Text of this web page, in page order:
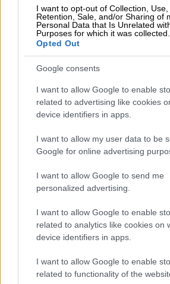
I want to opt-out of Collection, Use,
Retention, Sale, and/or Sharing of
Personal Data that Is Unrelated
Purposes for which it was collected.
Opted Out
Google consents
I want to allow Google to enable
related to advertising like cookies
device identifiers in apps.
I want to allow my user data to be
Google for online advertising
I want to allow Google to send me
personalized advertising.
I want to allow Google to enable
related to analytics like cookies on
device identifiers in apps.
I want to allow Google to enable
related to functionality of the
μητέρα και τα αδέλφια του
της περιοχής.
Δύο συλλήψεις
Για τον θάνατο του
συλληφθεί η μητέρα του
έκθεση ανηλίκου σε κίνδυνο.
ως ύποπτο για το
πρόκειται για μια γυναίκα
ρευματοκλοπή. Κι αυτό
υπόνοιες ότιαπό το κανάλι
ζωή του ο 10χρονος
καλώδιο και φοβούνται ότι
χτύπησε το ρεύμα μέσα στο